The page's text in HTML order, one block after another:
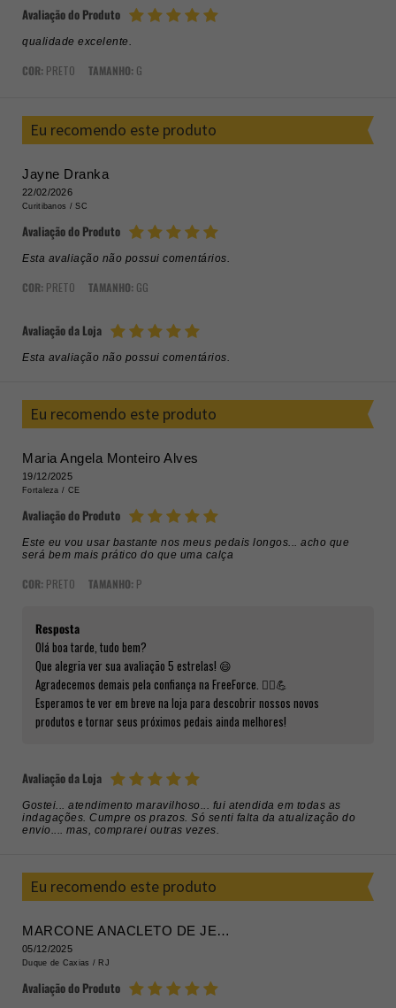
Avaliação do Produto
qualidade excelente.
COR: PRETO TAMANHO: G
Eu recomendo este produto
Jayne Dranka
22/02/2026
Curitibanos /SC
Avaliação do Produto
Esta avaliação não possui comentários.
COR: PRETO TAMANHO: GG
Avaliação da Loja
Esta avaliação não possui comentários.
Eu recomendo este produto
Maria Angela Monteiro Alves
19/12/2025
Fortaleza / CE
Avaliação do Produto
Este eu vou usar bastante nos meus pedais longos... acho que
será bem mais prático do que uma calça
COR: PRETO TAMANHO: P
Resposta
Olá boa tarde, tudo bem?
Que alegria ver sua avaliação 5 estrelas! 😄
Agradecemos demais pela confiança na FreeForce. 🚴‍♂️💪
Esperamos te ver em breve na loja para descobrir nossos novos
produtos e tornar seus próximos pedais ainda melhores!
Avaliação da Loja
Gostei... atendimento maravilhoso... fui atendida em todas as
indagações. Cumpre os prazos. Só senti falta da atualização do
envio.... mas, comprarei outras vezes.
Eu recomendo este produto
MARCONE ANACLETO DE JESUS ROCHA ROCHA
05/12/2025
Duque de Caxias / RJ
Avaliação do Produto